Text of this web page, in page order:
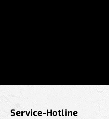
Service-Hotline